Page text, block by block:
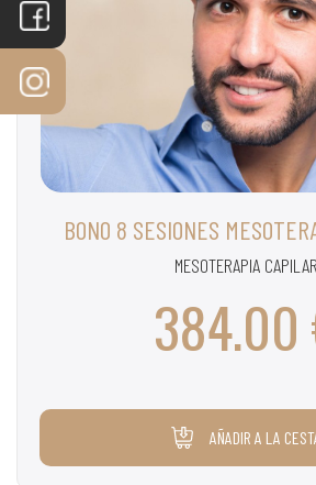
BONO 8 SESIONES
MESOTERAPIA CAPILAR
384.00
AÑADIR A LA